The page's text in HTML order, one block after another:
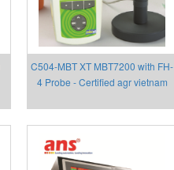
C504-MBT XT MBT7200 with FH-
4 Probe - Certified agr vietnam